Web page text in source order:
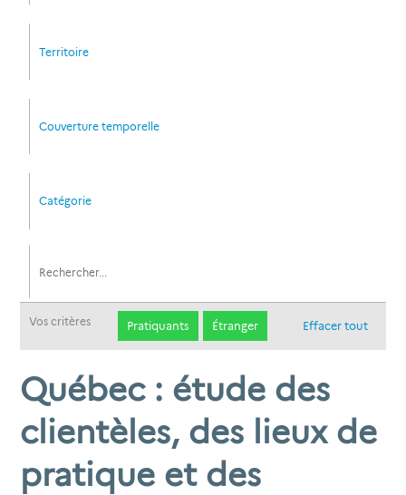
Territoire
Couverture temporelle
Catégorie
Vos critères Pratiquants Étranger Effacer tout
Québec : étude des
clientèles, des lieux de
pratique et des